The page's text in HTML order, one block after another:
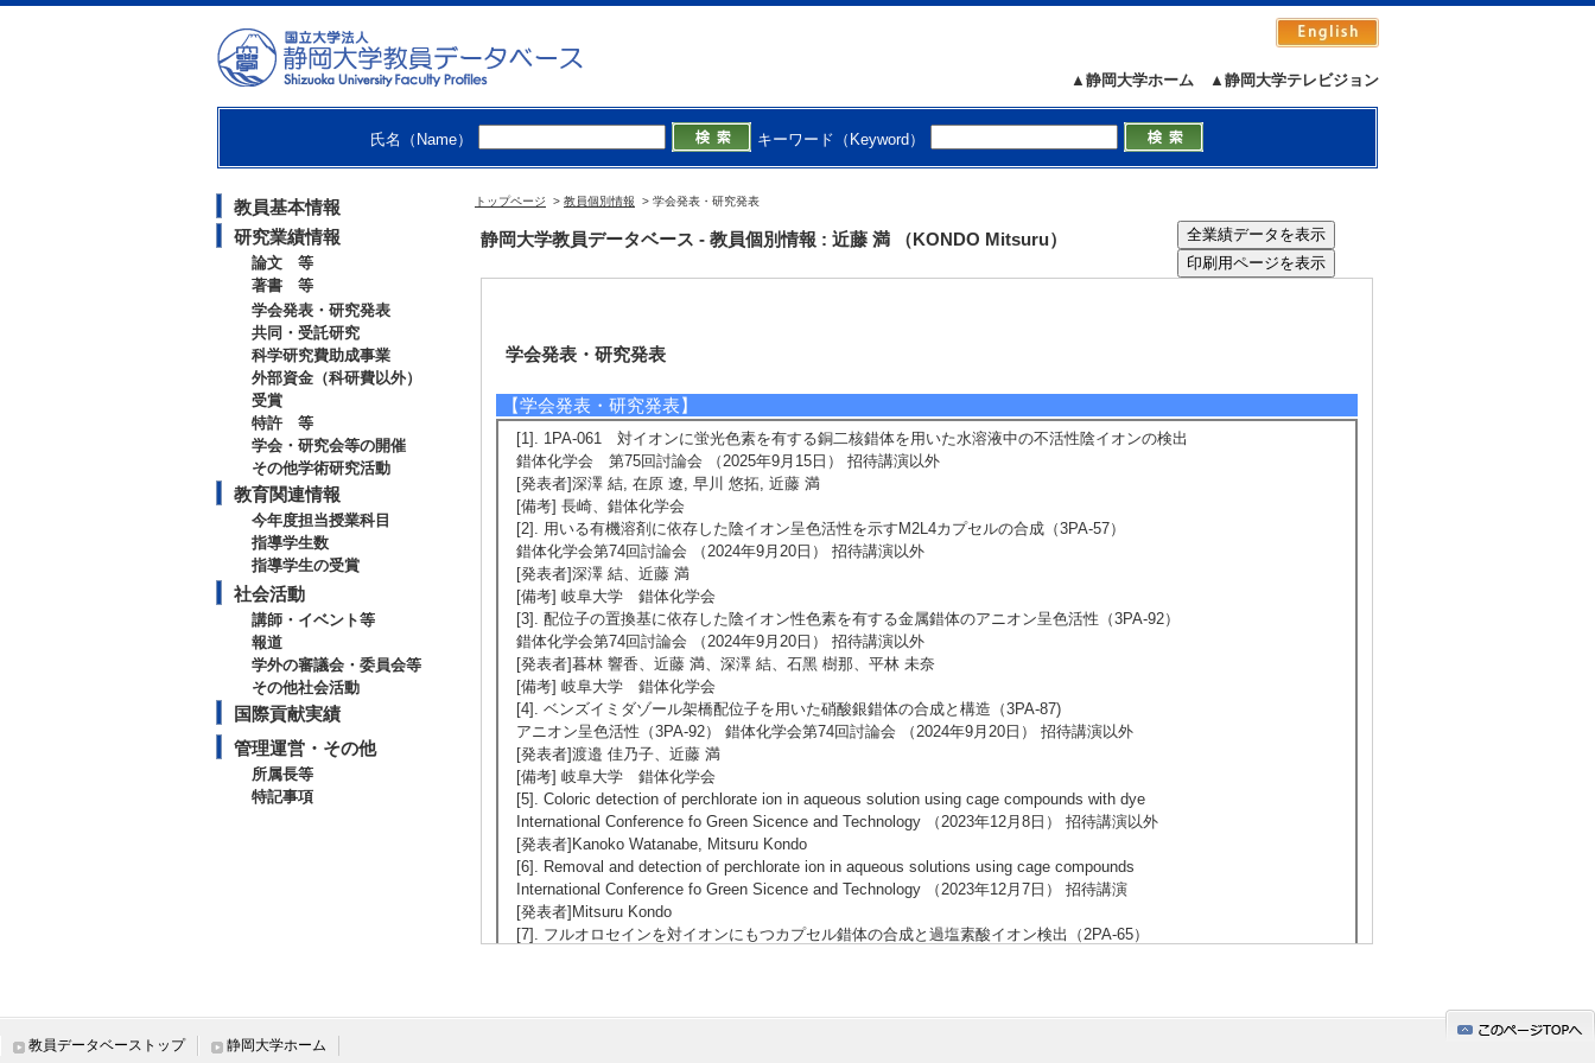
▲静岡大学テレビジョン
▲静岡大学ホーム
氏名（Name） キーワード（Keyword）
教員基本情報
研究業績情報
論文 等
著書 等
学会発表・研究発表
共同・受託研究
科学研究費助成事業
外部資金（科研費以外）
受賞
特許 等
学会・研究会等の開催
その他学術研究活動
教育関連情報
今年度担当授業科目
指導学生数
指導学生の受賞
社会活動
講師・イベント等
報道
学外の審議会・委員会等
その他社会活動
国際貢献実績
管理運営・その他
所属長等
特記事項
トップページ > 教員個別情報 > 学会発表・研究発表
静岡大学教員データベース - 教員個別情報 : 近藤 満 （KONDO Mitsuru）
学会発表・研究発表
【学会発表・研究発表】
[1]. 1PA-061 対イオンに蛍光色素を有する銅二核錯体を用いた水溶液中の不活性陰イオンの検出
錯体化学会 第75回討論会 （2025年9月15日） 招待講演以外
[発表者]深澤 結, 在原 遼, 早川 悠拓, 近藤 満
[備考] 長崎、錯体化学会
[2]. ⽤いる有機溶剤に依存した陰イオン呈⾊活性を⽰すM2L4カプセルの合成（3PA-57）
錯体化学会第74回討論会 （2024年9月20日） 招待講演以外
[発表者]深澤 結、近藤 満
[備考] 岐阜大学 錯体化学会
[3]. 配位⼦の置換基に依存した陰イオン性⾊素を有する⾦属錯体のアニオン呈⾊活性（3PA-92）
錯体化学会第74回討論会 （2024年9月20日） 招待講演以外
[発表者]暮林 響⾹、近藤 満、深澤 結、⽯⿊ 樹那、平林 未奈
[備考] 岐阜大学 錯体化学会
[4]. ベンズイミダゾール架橋配位子を用いた硝酸銀錯体の合成と構造（3PA-87)
アニオン呈⾊活性（3PA-92） 錯体化学会第74回討論会 （2024年9月20日） 招待講演以外
[発表者]渡邉 佳乃子、近藤 満
[備考] 岐阜大学 錯体化学会
[5]. Coloric detection of perchlorate ion in aqueous solution using cage compounds with dye
International Conference fo Green Sicence and Technology （2023年12月8日） 招待講演以外
[発表者]Kanoko Watanabe, Mitsuru Kondo
[6]. Removal and detection of perchlorate ion in aqueous solutions using cage compounds
International Conference fo Green Sicence and Technology （2023年12月7日） 招待講演
[発表者]Mitsuru Kondo
[7]. フルオロセインを対イオンにもつカプセル錯体の合成と過塩素酸イオン検出（2PA-65）
教員データベーストップ 静岡大学ホーム